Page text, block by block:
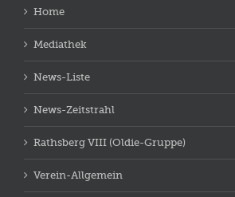
Home
Mediathek
News-Liste
News-Zeitstrahl
Rathsberg VIII (Oldie-Gruppe)
Verein-Allgemein